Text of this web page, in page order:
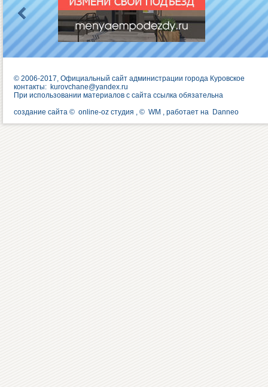
© 2006-2017, Официальный сайт администрации города Куровское
контакты: kurovchane@yandex.ru
При использовании материалов с сайта ссылка обязательна
создание сайта © online-oz студия , © WM , работает на Danneo